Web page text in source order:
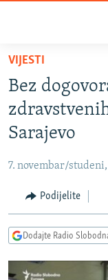
Pređite
glavni
sadržaj
Pređite
na
glavnu
Pređite
na
pretragu
VIJESTI
BOSNA I
SRBIJA
KOSOVO
CRNA GORA
VIZUELNO
INFOGRAFIKE
RAT U UKRAJINI
KINA NA BALKANU
VIJESTI
Bez
Sarajevo
7. novembar/studeni,
Podijelite
Dodajte Radio